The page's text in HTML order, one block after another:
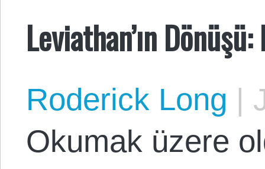
Leviathan’ın
Roderick Long |
Okumak üzere